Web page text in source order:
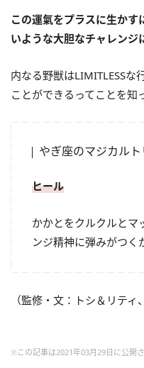
この運氣をプラスに生か
いような大胆なチャレンジ
内なる野獣はLIMITLESSな
ことができるってことを
やぎ座のマジカルト
ヒール
かかとをクルクルとマ
ンジ精神に弾みがつ
（監修・文：トシ＆リティ
※この記事は2021年03月29日に公開